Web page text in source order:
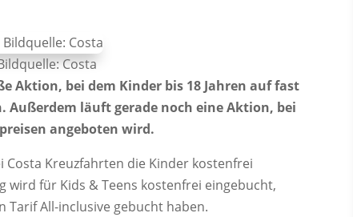
Costa
Aktion, bei dem Kinder bis 18 Jahren auf fast
läuft gerade noch eine Aktion, bei
angeboten wird.
Costa Kreuzfahrten die Kinder kostenfrei
wird für Kids & Teens kostenfrei eingebucht,
Tarif All-inclusive gebucht haben.